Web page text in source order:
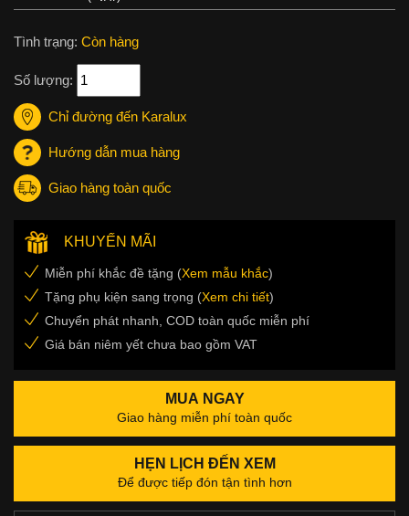
Tình trạng: Còn hàng
Số lượng:
Chỉ đường đến Karalux
Hướng dẫn mua hàng
Giao hàng toàn quốc
KHUYẾN MÃI
Miễn phí khắc đề tặng (Xem mẫu khắc)
Tặng phụ kiện sang trọng (Xem chi tiết)
Chuyển phát nhanh, COD toàn quốc miễn phí
Giá bán niêm yết chưa bao gồm VAT
MUA NGAY
Giao hàng miễn phí toàn quốc
HẸN LỊCH ĐẾN XEM
Để được tiếp đón tận tình hơn